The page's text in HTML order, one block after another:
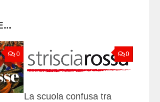
0 0
La scuola confusa tra